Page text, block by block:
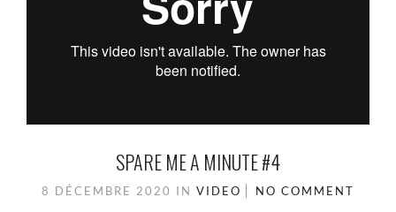
SPARE ME A MINUTE #4
8 DÉCEMBRE 2020 IN VIDEO NO COMMENT